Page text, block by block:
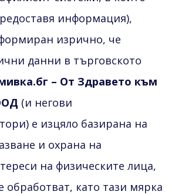
информация),
изрично, че
данни в търговското
– От Здравето към
(и негови
е изцяло базирана на
и охрана на
на физическите лица,
обработват, като тази мярка